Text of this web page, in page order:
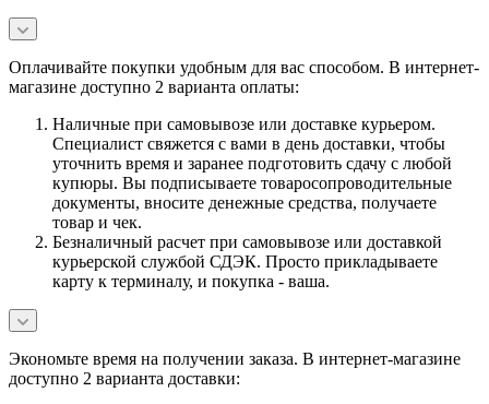
Оплачивайте покупки удобным для вас способом. В интернет-
магазине доступно 2 варианта оплаты:
Наличные при самовывозе или доставке курьером.
Специалист свяжется с вами в день доставки, чтобы
уточнить время и заранее подготовить сдачу с любой
купюры. Вы подписываете товаросопроводительные
документы, вносите денежные средства, получаете
товар и чек.
Безналичный расчет при самовывозе или доставкой
курьерской службой СДЭК. Просто прикладываете
карту к терминалу, и покупка - ваша.
Экономьте время на получении заказа. В интернет-магазине
доступно 2 варианта доставки: